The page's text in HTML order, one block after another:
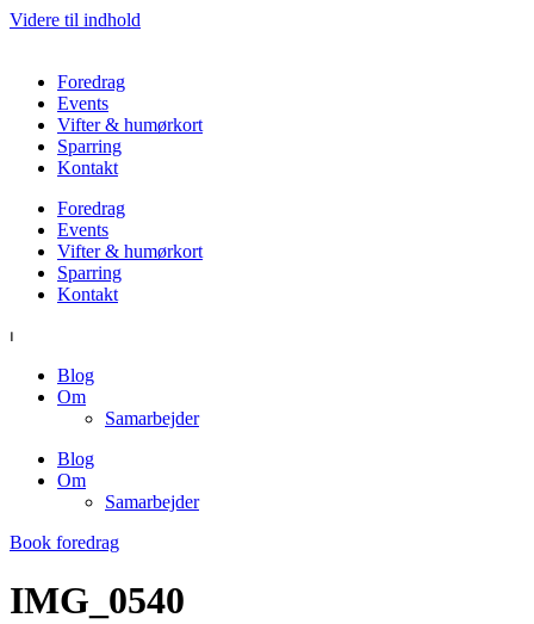
Videre til indhold
Foredrag
Events
Vifter & humørkort
Sparring
Kontakt
Foredrag
Events
Vifter & humørkort
Sparring
Kontakt
⏐
Blog
Om
Samarbejder
Blog
Om
Samarbejder
Book foredrag
IMG_0540